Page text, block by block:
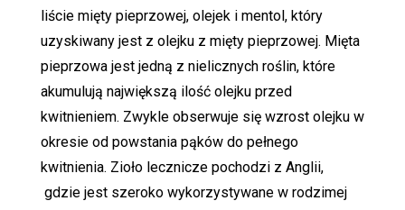
liście mięty pieprzowej, olejek i mentol, który
uzyskiwany jest z olejku z mięty pieprzowej. Mięta
pieprzowa jest jedną z nielicznych roślin, które
akumulują największą ilość olejku przed
kwitnieniem. Zwykle obserwuje się wzrost olejku w
okresie od powstania pąków do pełnego
kwitnienia. Zioło lecznicze pochodzi z Anglii,
gdzie jest szeroko wykorzystywane w rodzimej